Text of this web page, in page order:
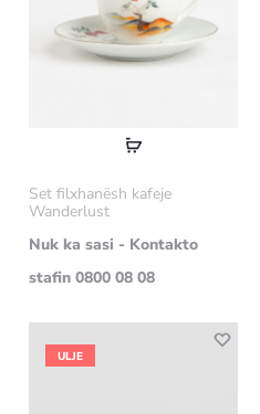
Lexoni
Set filxhanësh kafeje
Wanderlust
Nuk ka sasi - Kontakto
stafin 0800 08 08
ULJE